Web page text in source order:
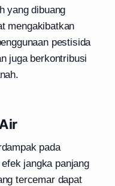
yang dibuang
mengakibatkan
pestisida
juga berkontribusi
pada
jangka panjang
tercemar dapat